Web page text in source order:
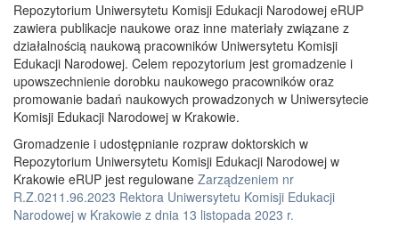
Repozytorium Uniwersytetu Komisji Edukacji Narodowej eRUP
zawiera publikacje naukowe oraz inne materiały związane z
działalnością naukową pracowników Uniwersytetu Komisji
Edukacji Narodowej. Celem repozytorium jest gromadzenie i
upowszechnienie dorobku naukowego pracowników oraz
promowanie badań naukowych prowadzonych w Uniwersytecie
Komisji Edukacji Narodowej w Krakowie.
Gromadzenie i udostępnianie rozpraw doktorskich w
Repozytorium Uniwersytetu Komisji Edukacji Narodowej w
Krakowie eRUP jest regulowane Zarządzeniem nr
R.Z.0211.96.2023 Rektora Uniwersytetu Komisji Edukacji
Narodowej w Krakowie z dnia 13 listopada 2023 r.